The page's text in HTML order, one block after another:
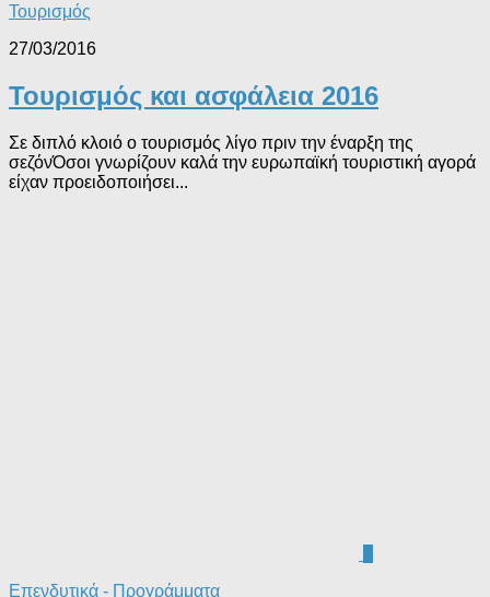
Τουρισμός
27/03/2016
Τουρισμός και ασφάλεια 2016
Σε διπλό κλοιό ο τουρισμός λίγο πριν την έναρξη της
σεζόνΌσοι γνωρίζουν καλά την ευρωπαϊκή τουριστική αγορά
είχαν προειδοποιήσει...
Επενδυτικά - Προγράμματα